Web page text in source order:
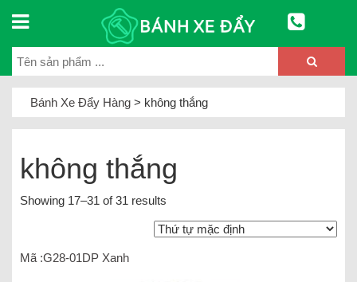
Bánh Xe Đẩy Hàng > không thắng
không thắng
Showing 17–31 of 31 results
Mã :G28-01DP Xanh